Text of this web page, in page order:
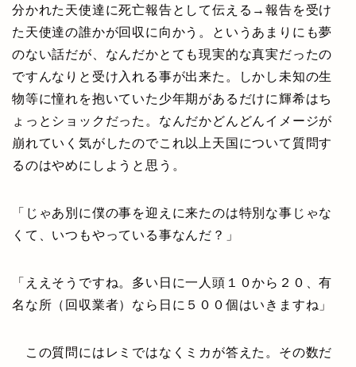
分かれた天使達に死亡報告として伝える→報告を受け
た天使達の誰かが回収に向かう。というあまりにも夢
のない話だが、なんだかとても現実的な真実だったの
ですんなりと受け入れる事が出来た。しかし未知の生
物等に憧れを抱いていた少年期があるだけに輝希はち
ょっとショックだった。なんだかどんどんイメージが
崩れていく気がしたのでこれ以上天国について質問す
るのはやめにしようと思う。
「じゃあ別に僕の事を迎えに来たのは特別な事じゃな
くて、いつもやっている事なんだ？」
「ええそうですね。多い日に一人頭１０から２０、有
名な所（回収業者）なら日に５００個はいきますね」
この質問にはレミではなくミカが答えた。その数だ